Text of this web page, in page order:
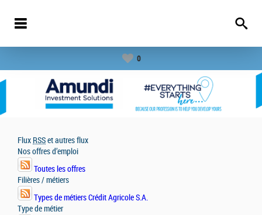
0
Flux RSSet autres flux
Nos offres d’emploi
Toutes les offres
Filières / métiers
Types de métiers Crédit Agricole S.A.
Type de métier